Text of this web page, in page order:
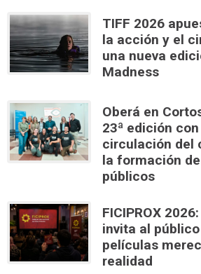
TIFF 2026
la acción y el
una nueva
Madness
Oberá en
23ª edición
circulación del
la formación
públicos
FICIPROX
invita al
películas
realidad